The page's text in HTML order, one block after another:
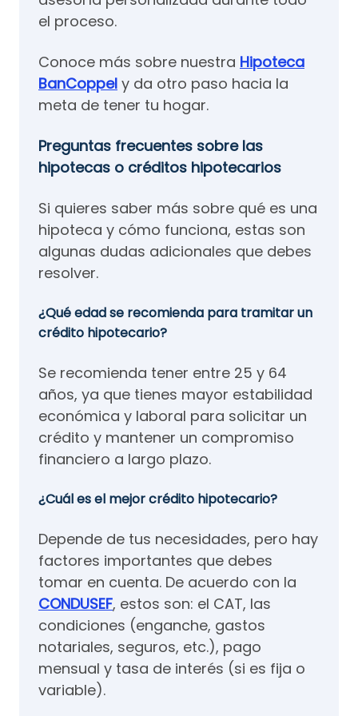
el proceso.
Conoce más sobre nuestra Hipoteca
BanCoppel y da otro paso hacia la
meta de tener tu hogar.
Preguntas frecuentes sobre las
hipotecas o créditos hipotecarios
Si quieres saber más sobre qué es una
hipoteca y cómo funciona, estas son
algunas dudas adicionales que debes
resolver.
¿Qué edad se recomienda para tramitar un
crédito hipotecario?
Se recomienda tener entre 25 y 64
años, ya que tienes mayor estabilidad
económica y laboral para solicitar un
crédito y mantener un compromiso
financiero a largo plazo.
¿Cuál es el mejor crédito hipotecario?
Depende de tus necesidades, pero hay
factores importantes que debes
tomar en cuenta. De acuerdo con la
CONDUSEF, estos son: el CAT, las
condiciones (enganche, gastos
notariales, seguros, etc.), pago
mensual y tasa de interés (si es fija o
variable).